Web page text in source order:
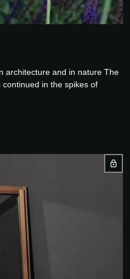
architecture and in nature The
in the spikes of